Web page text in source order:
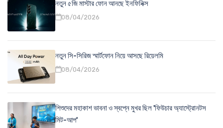
নতুন ৫জি মাস্টার ফোন আনছে ইনফিনিক্স
08/04/2026
নতুন সি-সিরিজ স্মার্টফোন নিয়ে আসছে রিয়েলমি
08/04/2026
শিশুদের মহাকাশ ভাবনা ও স্বপ্নে মুখর ছিল 'ফিউচার অ্যাস্ট্রোনটস
মিট-আপ'